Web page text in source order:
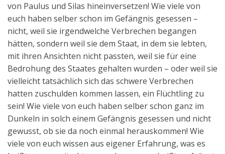
von Paulus und Silas hineinversetzen! Wie viele von
euch haben selber schon im Gefängnis gesessen –
nicht, weil sie irgendwelche Verbrechen begangen
hätten, sondern weil sie dem Staat, in dem sie lebten,
mit ihren Ansichten nicht passten, weil sie für eine
Bedrohung des Staates gehalten wurden – oder weil sie
vielleicht tatsächlich sich das schwere Verbrechen
hatten zuschulden kommen lassen, ein Flüchtling zu
sein! Wie viele von euch haben selber schon ganz im
Dunkeln in solch einem Gefängnis gesessen und nicht
gewusst, ob sie da noch einmal herauskommen! Wie
viele von euch wissen aus eigener Erfahrung, was es